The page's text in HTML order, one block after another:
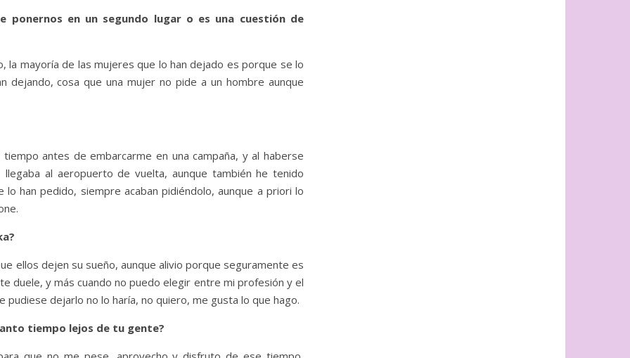
ponernos en un segundo lugar o es una cuestión de
la mayoría de las mujeres que lo han dejado es porque se lo
dejando, cosa que una mujer no pide a un hombre aunque
antes de embarcarme en una campaña, y al haberse
al aeropuerto de vuelta, aunque también he tenido
han pedido, siempre acaban pidiéndolo, aunque a priori lo
ellos dejen su sueño, aunque alivio porque seguramente es
duele, y más cuando no puedo elegir entre mi profesión y el
dejarlo no lo haría, no quiero, me gusta lo que hago.
tiempo lejos de tu gente?